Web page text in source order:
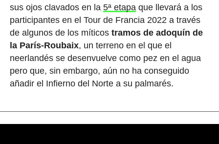
sus ojos clavados en la 5ª etapa que llevará a los
participantes en el Tour de Francia 2022 a través
de algunos de los míticos tramos de adoquín de
la París-Roubaix, un terreno en el que el
neerlandés se desenvuelve como pez en el agua
pero que, sin embargo, aún no ha conseguido
añadir el Infierno del Norte a su palmarés.